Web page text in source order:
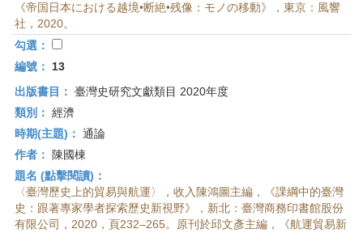
《帝国日本における越境•断絶•残像：モノの移動》，東京：風響
社，2020。
勾選：
編號：
13
出版書目： 臺灣史研究文獻類目 2020年度
類別： 經濟
時期(主題)： 通論
作者：
陳國棟
題名 (點擊閱讀)：
〈臺灣歷史上的貿易與航運〉，收入陳鴻圖主編，《課綱中的臺灣
史：跟著專家學者探索歷史新視野》，新北：臺灣商務印書館股份
有限公司，2020，頁232–265。原刊於邱文彥主編，《航運貿易新